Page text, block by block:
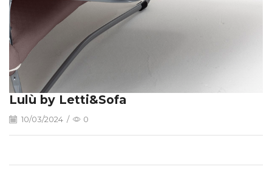
Lulù by Letti&Sofa
10/03/2024 / 0